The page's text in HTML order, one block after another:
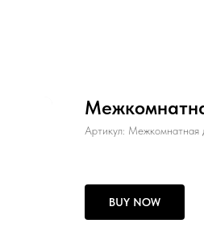
Артикул: Межкомнатная
BUY NOW